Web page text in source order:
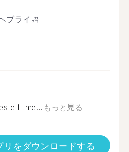
ブライ語
e filme... もっと見る
リをダウンロードする